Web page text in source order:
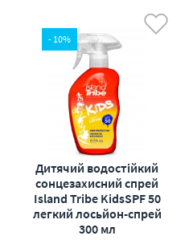
- 10%
Дитячий водостійкий
сонцезахисний спрей
Island Tribe KidsSPF 50
легкий лосьйон-спрей
300 мл